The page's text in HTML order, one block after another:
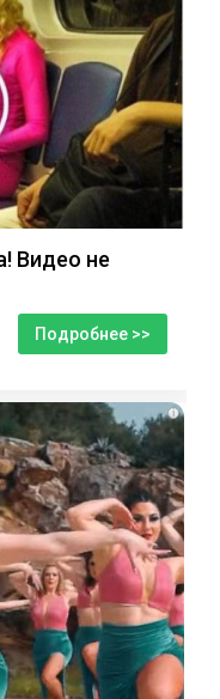
Видео не
Подробнее >>
i